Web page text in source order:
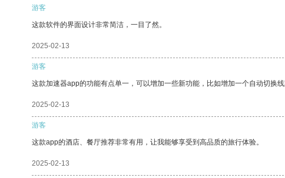
游客
这款软件的界面设计非常简洁，一目了然。
2025-02-13
游客
这款加速器app的功能有点单一，可以增加一些新功能，比如增加一个自动切换线
2025-02-13
游客
这款app的酒店、餐厅推荐非常有用，让我能够享受到高品质的旅行体验。
2025-02-13